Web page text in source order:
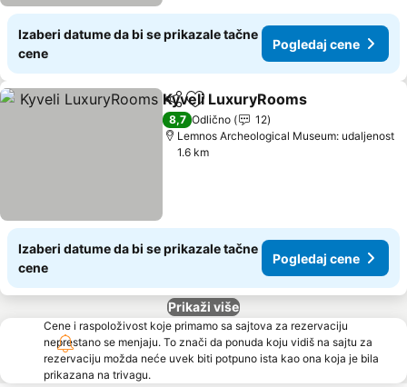
Izaberi datume da bi se prikazale tačne
cene
Pogledaj cene
Deli Dodati u favorite
Kyveli LuxuryRooms
8,7 Odlično
12
Lemnos Archeological Museum: udaljenost
1.6 km
Izaberi datume da bi se prikazale tačne
cene
Pogledaj cene
Prikaži više
Cene i raspoloživost koje primamo sa sajtova za rezervaciju
neprestano se menjaju. To znači da ponuda koju vidiš na sajtu za
rezervaciju možda neće uvek biti potpuno ista kao ona koja je bila
prikazana na trivagu.